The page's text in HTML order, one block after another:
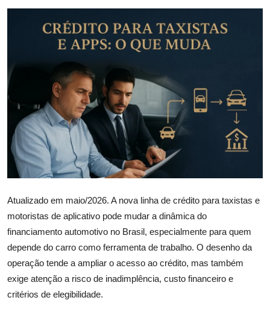
Câmbio
Newsletter
Radar Econômico
Sobre
GX explica
Investimentos
Seguro de Vida
Motores do Brasil
Atualizado em maio/2026. A nova linha de crédito para taxistas e
motoristas de aplicativo pode mudar a dinâmica do
financiamento automotivo no Brasil, especialmente para quem
depende do carro como ferramenta de trabalho. O desenho da
operação tende a ampliar o acesso ao crédito, mas também
exige atenção a risco de inadimplência, custo financeiro e
critérios de elegibilidade.